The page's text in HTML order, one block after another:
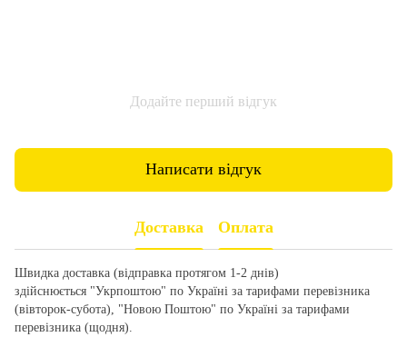
Додайте перший відгук
Написати відгук
Доставка Оплата
Швидка доставка (відправка протягом 1-2 днів)
здійснюється "Укрпоштою" по Україні за тарифами перевізника
(вівторок-субота), "Новою Поштою" по Україні за тарифами
перевізника (щодня).